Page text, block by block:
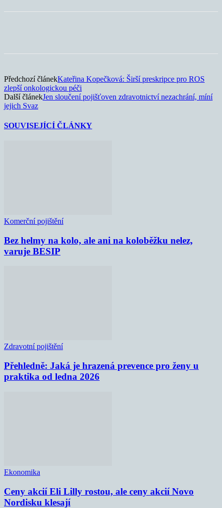
Předchozí článekKateřina Kopečková: Širší preskripce pro ROS
zlepší onkologickou péči
Další článekJen sloučení pojišťoven zdravotnictví nezachrání, míní
jejich Svaz
SOUVISEJÍCÍ ČLÁNKY
Komerční pojištění
Bez helmy na kolo, ale ani na koloběžku nelez,
varuje BESIP
Zdravotní pojištění
Přehledně: Jaká je hrazená prevence pro ženy u
praktika od ledna 2026
Ekonomika
Ceny akcií Eli Lilly rostou, ale ceny akcií Novo
Nordisku klesají